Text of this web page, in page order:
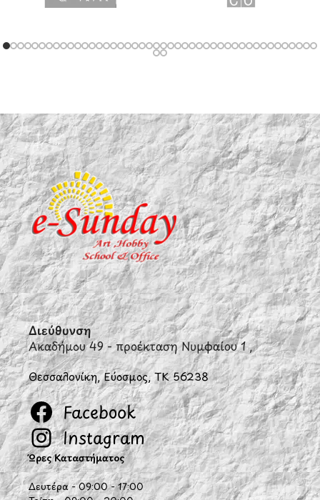
Διεύθυνση
Ακαδήμου 49 - προέκταση Νυμφαίου 1 ,
Θεσσαλονίκη, Εύοσμος, ΤΚ 56238
Facebook
Instagram
Ώρες Καταστήματος
Δευτέρα - 09:00 - 17:00